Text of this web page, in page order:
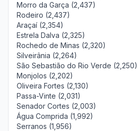
Morro da Garça (2,437)
Rodeiro (2,437)
Araçaí (2,354)
Estrela Dalva (2,325)
Rochedo de Minas (2,320)
Silveirânia (2,264)
São Sebastião do Rio Verde (2,250)
Monjolos (2,202)
Oliveira Fortes (2,130)
Passa-Vinte (2,031)
Senador Cortes (2,003)
Água Comprida (1,992)
Serranos (1,956)